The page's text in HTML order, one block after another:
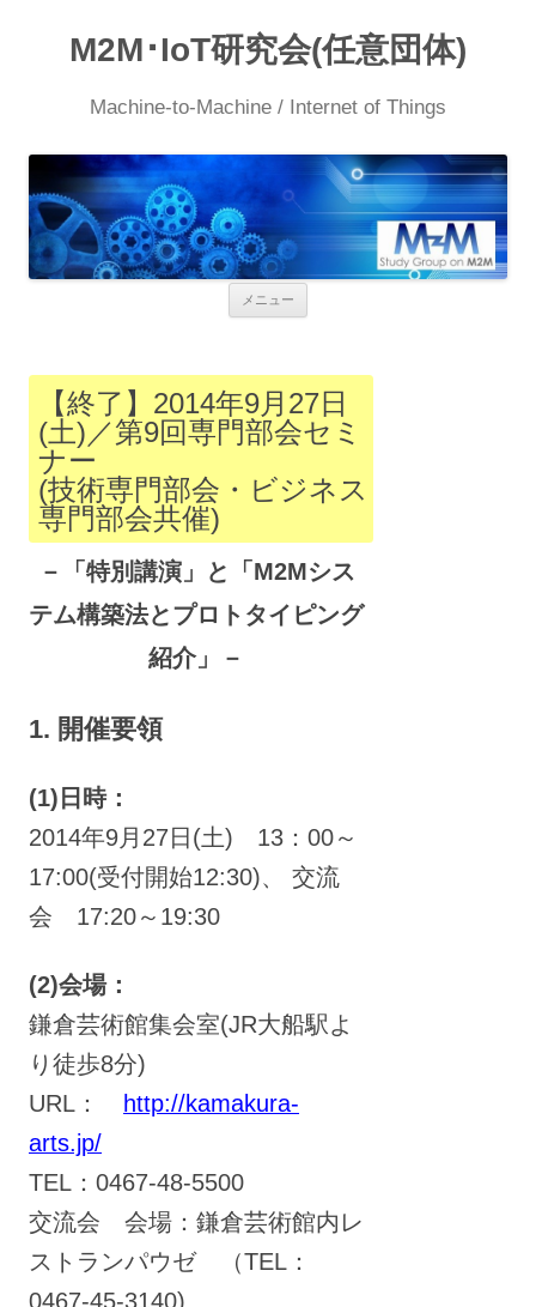
M2M･IoT研究会(任意団体)
Machine-to-Machine / Internet of Things
メニュー
へ
ス
キ
ッ
【終了】2014年9月27日
(土)／第9回専門部会セミ
ナー
(技術専門部会・ビジネス
専門部会共催)
－「特別講演」と「M2Mシス
テム構築法とプロトタイピング
紹介」－
1. 開催要領
(1)日時：
2014年9月27日(土) 13：00～
17:00(受付開始12:30)、 交流
会 17:20～19:30
(2)会場：
鎌倉芸術館集会室(JR大船駅よ
り徒歩8分)
URL：
http://kamakura-
arts.jp/
TEL：0467-48-5500
交流会 会場：鎌倉芸術館内レ
ストランパウゼ （TEL：
0467-45-3140)